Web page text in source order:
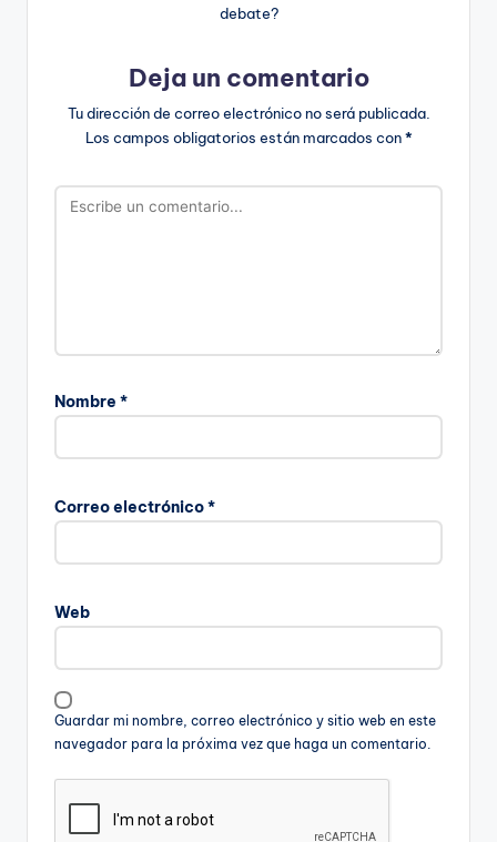
debate?
Deja un comentario
Tu dirección de correo electrónico no será publicada.
Los campos obligatorios están marcados con*
Nombre *
Correo electrónico*
Web
Guardar mi nombre, correo electrónico y sitio web en este
navegador para la próxima vez que haga un comentario.